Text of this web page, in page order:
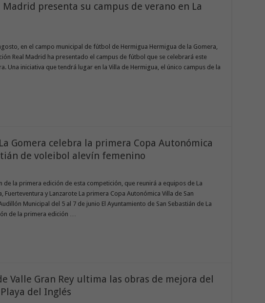
Madrid presenta su campus de verano en La
en el campo municipal de fútbol de Hermigua Hermigua de la Gomera,
Real Madrid ha presentado el campus de fútbol que se celebrará este
Una iniciativa que tendrá lugar en la Villa de Hermigua, el único campus de la
Gomera celebra la primera Copa Autonómica
de voleibol alevín femenino
de la primera edición de esta competición, que reunirá a equipos de La
Fuerteventura y Lanzarote La primera Copa Autonómica Villa de San
Municipal del 5 al 7 de junio El Ayuntamiento de San Sebastián de La
de la primera edición …
Valle Gran Rey ultima las obras de mejora del
del Inglés